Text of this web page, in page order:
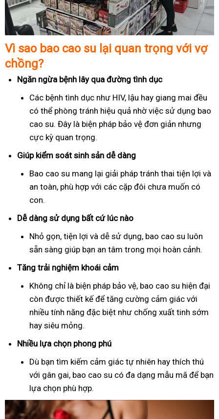
Vì sao bao cao su lại quan trọng với vợ
chồng?
Ngăn ngừa bệnh lây qua đường tình dục
Các bệnh tình dục như HIV, lậu hay giang mai đều
có thể phòng tránh hiệu quả nhờ việc sử dụng bao
cao su. Đây là biện pháp bảo vệ đơn giản nhưng
cực kỳ quan trọng.
Giúp kiểm soát sinh sản dễ dàng
Bao cao su mang lại giải pháp tránh thai tiện lợi và
an toàn, phù hợp với các cặp đôi chưa muốn có
con.
Dễ dàng sử dụng bất cứ lúc nào
Nhỏ gọn, tiện lợi và dễ sử dụng, bao cao su luôn
sẵn sàng giúp bạn an tâm trong mọi hoàn cảnh.
Tăng trải nghiệm khoái cảm
Không chỉ là biện pháp bảo vệ, bao cao su hiện đại
còn được thiết kế để tăng cường cảm giác với
nhiều tính năng đặc biệt như chống xuất tinh sớm
hay siêu mỏng.
Nhiều lựa chọn phong phú
Dù bạn tìm kiếm cảm giác tự nhiên hay thích thú
với gân gai, bao cao su có đa dạng mẫu mã để bạn
lựa chọn phù hợp.